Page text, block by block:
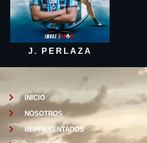
J. PERLAZA
INICIO
NOSOTROS
REPRESENTADOS